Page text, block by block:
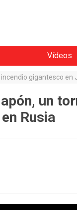
Vídeos
incendio gigantesco en
un
Rusia